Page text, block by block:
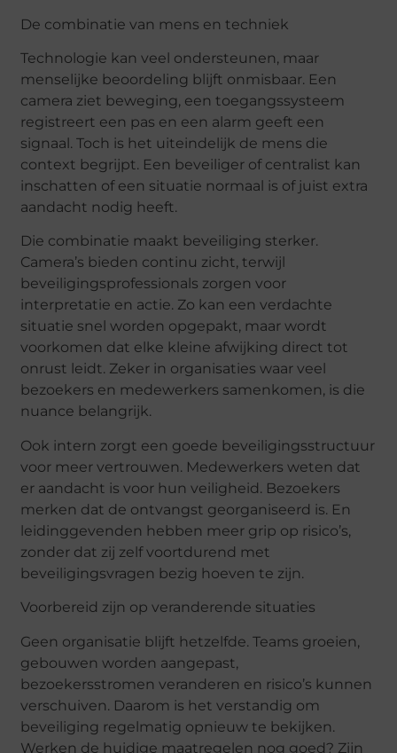
De combinatie van mens en techniek
Technologie kan veel ondersteunen, maar
menselijke beoordeling blijft onmisbaar. Een
camera ziet beweging, een toegangssysteem
registreert een pas en een alarm geeft een
signaal. Toch is het uiteindelijk de mens die
context begrijpt. Een beveiliger of centralist kan
inschatten of een situatie normaal is of juist extra
aandacht nodig heeft.
Die combinatie maakt beveiliging sterker.
Camera’s bieden continu zicht, terwijl
beveiligingsprofessionals zorgen voor
interpretatie en actie. Zo kan een verdachte
situatie snel worden opgepakt, maar wordt
voorkomen dat elke kleine afwijking direct tot
onrust leidt. Zeker in organisaties waar veel
bezoekers en medewerkers samenkomen, is die
nuance belangrijk.
Ook intern zorgt een goede beveiligingsstructuur
voor meer vertrouwen. Medewerkers weten dat
er aandacht is voor hun veiligheid. Bezoekers
merken dat de ontvangst georganiseerd is. En
leidinggevenden hebben meer grip op risico’s,
zonder dat zij zelf voortdurend met
beveiligingsvragen bezig hoeven te zijn.
Voorbereid zijn op veranderende situaties
Geen organisatie blijft hetzelfde. Teams groeien,
gebouwen worden aangepast,
bezoekersstromen veranderen en risico’s kunnen
verschuiven. Daarom is het verstandig om
beveiliging regelmatig opnieuw te bekijken.
Werken de huidige maatregelen nog goed? Zijn